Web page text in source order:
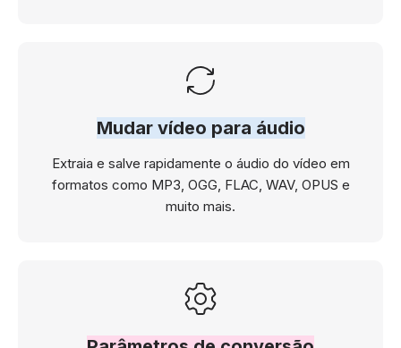
Mudar vídeo para áudio
Extraia e salve rapidamente o áudio do vídeo em
formatos como MP3, OGG, FLAC, WAV, OPUS e
muito mais.